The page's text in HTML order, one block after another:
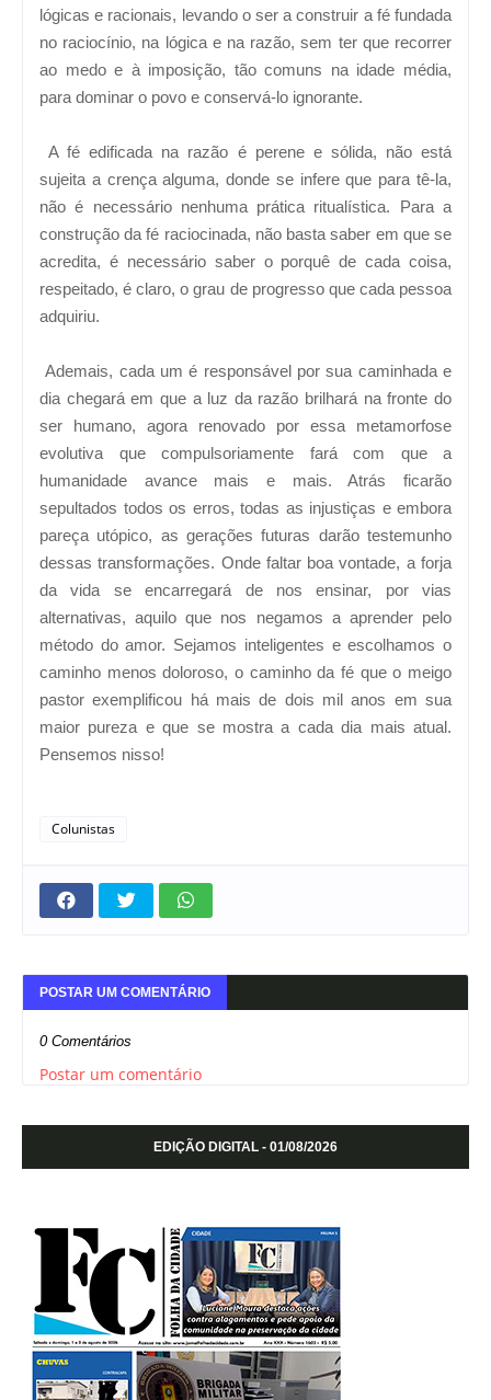
lógicas e racionais, levando o ser a construir a fé fundada
no raciocínio, na lógica e na razão, sem ter que recorrer
ao medo e à imposição, tão comuns na idade média,
para dominar o povo e conservá-lo ignorante.
A fé edificada na razão é perene e sólida, não está
sujeita a crença alguma, donde se infere que para tê-la,
não é necessário nenhuma prática ritualística. Para a
construção da fé raciocinada, não basta saber em que se
acredita, é necessário saber o porquê de cada coisa,
respeitado, é claro, o grau de progresso que cada pessoa
adquiriu.
Ademais, cada um é responsável por sua caminhada e
dia chegará em que a luz da razão brilhará na fronte do
ser humano, agora renovado por essa metamorfose
evolutiva que compulsoriamente fará com que a
humanidade avance mais e mais. Atrás ficarão
sepultados todos os erros, todas as injustiças e embora
pareça utópico, as gerações futuras darão testemunho
dessas transformações. Onde faltar boa vontade, a forja
da vida se encarregará de nos ensinar, por vias
alternativas, aquilo que nos negamos a aprender pelo
método do amor. Sejamos inteligentes e escolhamos o
caminho menos doloroso, o caminho da fé que o meigo
pastor exemplificou há mais de dois mil anos em sua
maior pureza e que se mostra a cada dia mais atual.
Pensemos nisso!
Colunistas
POSTAR UM COMENTÁRIO
0 Comentários
Postar um comentário
EDIÇÃO DIGITAL - 01/08/2026